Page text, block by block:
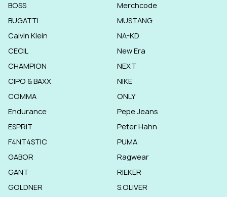
BOSS
BUGATTI
Calvin Klein
CECIL
CHAMPION
CIPO & BAXX
COMMA
Endurance
ESPRIT
F4NT4STIC
GABOR
GANT
GOLDNER
Merchcode
MUSTANG
NA-KD
New Era
NEXT
NIKE
ONLY
Pepe Jeans
Peter Hahn
PUMA
Ragwear
RIEKER
S.OLIVER